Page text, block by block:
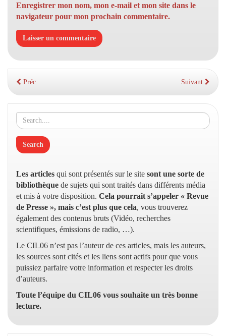
Enregistrer mon nom, mon e-mail et mon site dans le
navigateur pour mon prochain commentaire.
Préc. Suivant
Les articles qui sont présentés sur le site sont une sorte de
bibliothèque de sujets qui sont traités dans différents média
et mis à votre disposition. Cela pourrait s’appeler « Revue
de Presse », mais c’est plus que cela, vous trouverez
également des contenus bruts (Vidéo, recherches
scientifiques, émissions de radio, …).
Le CIL06 n’est pas l’auteur de ces articles, mais les auteurs,
les sources sont cités et les liens sont actifs pour que vous
puissiez parfaire votre information et respecter les droits
d’auteurs.
Toute l’équipe du CIL06 vous souhaite un très bonne
lecture.